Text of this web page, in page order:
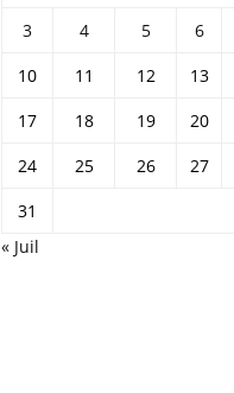
3
4 5 6
10
11 12 13
17
18 19 20
24
25 26 27
31
« Juil